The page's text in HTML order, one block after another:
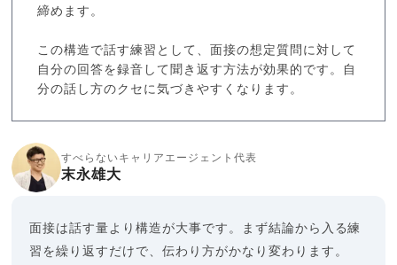
締めます。
この構造で話す練習として、面接の想定質問に対して
自分の回答を録音して聞き返す方法が効果的です。自
分の話し方のクセに気づきやすくなります。
すべらないキャリアエージェント代表
末永雄大
面接は話す量より構造が大事です。まず結論から入る練
習を繰り返すだけで、伝わり方がかなり変わります。